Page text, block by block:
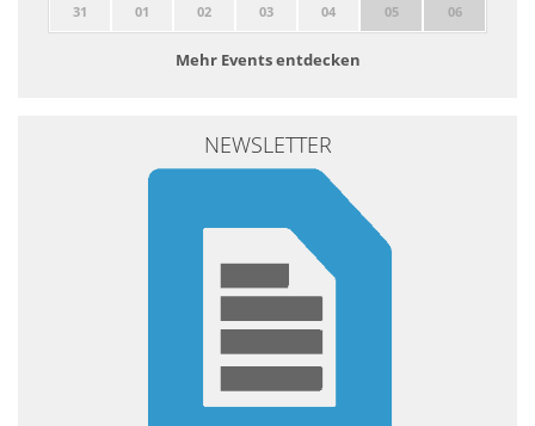
31 01 02 03 04 05 06
Mehr Events entdecken
NEWSLETTER